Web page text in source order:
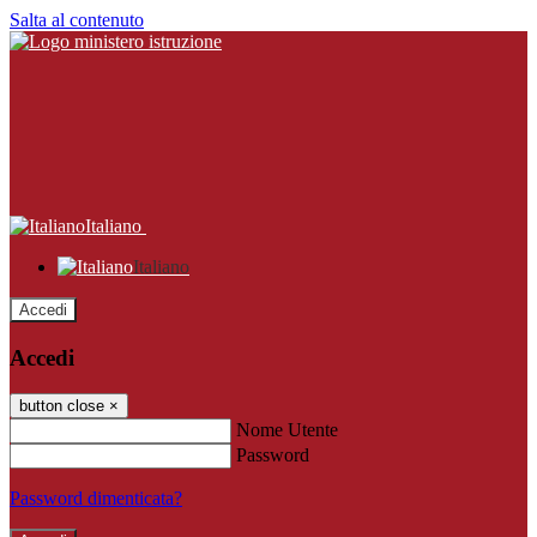
Salta al contenuto
Italiano
Italiano
Accedi
Accedi
button close ×
Nome Utente
Password
Password dimenticata?